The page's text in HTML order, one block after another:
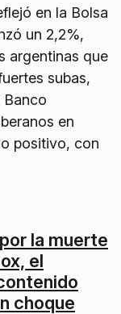
en la Bolsa
un 2,2%,
argentinas que
subas,
Banco
en
positivo, con
la muerte
el
choque